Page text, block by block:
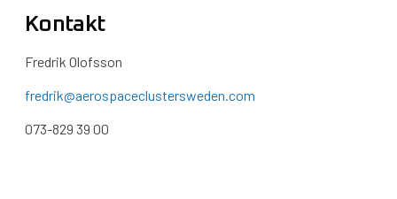
Kontakt
Fredrik Olofsson
fredrik@aerospaceclustersweden.com
073-829 39 00